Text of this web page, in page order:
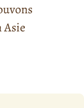
Asie